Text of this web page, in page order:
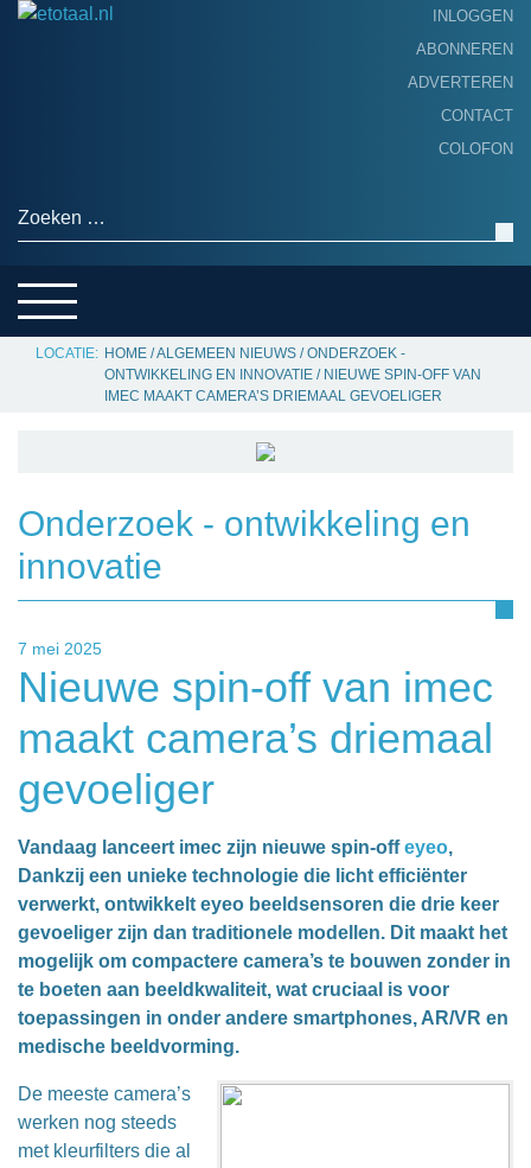
INLOGGEN
ABONNEREN
ADVERTEREN
CONTACT
COLOFON
Zoeken naar:
SERVICE
HOME /ALGEMEEN NIEUWS /ONDERZOEK -
ONTWIKKELING EN INNOVATIE / NIEUWE SPIN-OFF VAN
IMEC MAAKT CAMERA’S DRIEMAAL GEVOELIGER
Onderzoek - ontwikkeling en
innovatie
7 mei 2025
Nieuwe spin-off van imec
maakt camera’s driemaal
gevoeliger
Vandaag lanceert imec zijn nieuwe spin-offeyeo,
Dankzij een unieke technologie die licht efficiënter
verwerkt, ontwikkelt eyeo beeldsensoren die drie keer
gevoeliger zijn dan traditionele modellen. Dit maakt het
mogelijk om compactere camera’s te bouwen zonder in
te boeten aan beeldkwaliteit, wat cruciaal is voor
toepassingen in onder andere smartphones, AR/VR en
medische beeldvorming.
De meeste camera’s
werken nog steeds
met kleurfilters die al